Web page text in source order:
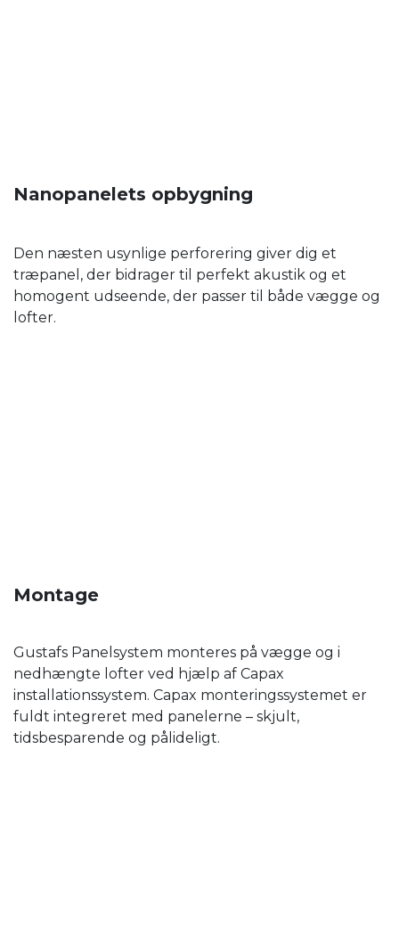
Nanopanelets opbygning
Den næsten usynlige perforering giver dig et
træpanel, der bidrager til perfekt akustik og et
homogent udseende, der passer til både vægge og
lofter.
Montage
Gustafs Panelsystem monteres på vægge og i
nedhængte lofter ved hjælp af Capax
installationssystem. Capax monteringssystemet er
fuldt integreret med panelerne – skjult,
tidsbesparende og pålideligt.